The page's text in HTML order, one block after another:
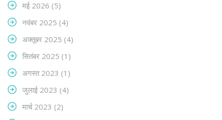
मई 2026 (5)
नवंबर 2025 (4)
अक्तूबर 2025 (4)
सितंबर 2025 (1)
अगस्त 2023 (1)
जुलाई 2023 (4)
मार्च 2023 (2)